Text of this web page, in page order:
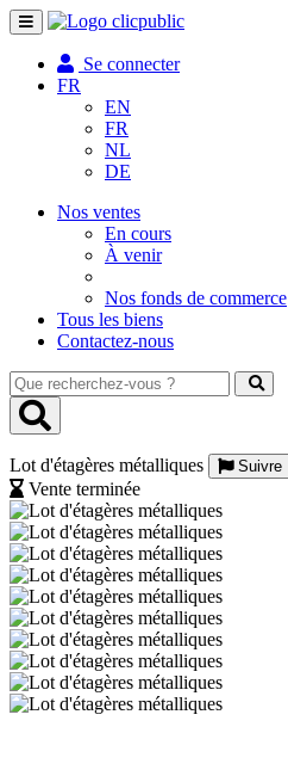
Toggle
navigation
Se connecter
FR
EN
FR
NL
DE
Nos ventes
En cours
À venir
Nos fonds de commerce
Tous les biens
Contactez-nous
Que
recherchez-
vous
Lot d'étagères métalliques
Suivre
Vente terminée